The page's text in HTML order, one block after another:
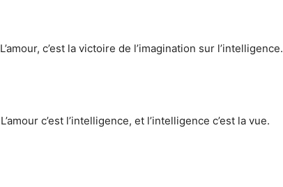
L’amour, c’est la victoire de l’imagination sur l’intelligence.
L’amour c’est l’intelligence, et l’intelligence c’est la vue.